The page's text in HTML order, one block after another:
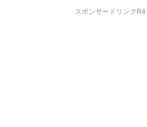
スポンサードリンクR4